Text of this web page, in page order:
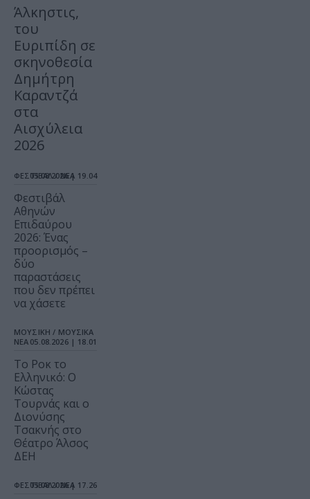
Άλκηστις,
του
Ευριπίδη σε
σκηνοθεσία
Δημήτρη
Καραντζά
στα
Αισχύλεια
2026
ΦΕΣΤΙΒΑΛ / ΝΕΑ
05.08.2026 | 19.04
Φεστιβάλ
Αθηνών
Επιδαύρου
2026: Ένας
προορισμός –
δύο
παραστάσεις
που δεν πρέπει
να χάσετε
ΜΟΥΣΙΚΗ / ΜΟΥΣΙΚΑ
ΝΕΑ 05.08.2026 | 18.01
Το Ροκ το
Ελληνικό: Ο
Κώστας
Τουρνάς και ο
Διονύσης
Τσακνής στο
Θέατρο Άλσος
ΔΕΗ
ΦΕΣΤΙΒΑΛ / ΝΕΑ
05.08.2026 | 17.26